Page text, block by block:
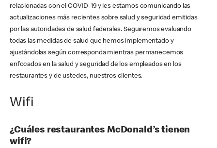
relacionadas con el COVID-19 y les estamos comunicando las
actualizaciones más recientes sobre salud y seguridad emitidas
por las autoridades de salud federales. Seguiremos evaluando
todas las medidas de salud que hemos implementado y
ajustándolas según corresponda mientras permanecemos
enfocados en la salud y seguridad de los empleados en los
restaurantes y de ustedes, nuestros clientes.
Wifi
¿Cuáles restaurantes McDonald’s tienen
wifi?